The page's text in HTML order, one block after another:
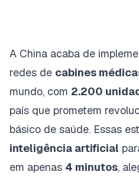
A China acaba de
redes de cabines
mundo, com 2.200
país que prometem
básico de saúde. Essas
inteligência artificial
em apenas 4 minutos,